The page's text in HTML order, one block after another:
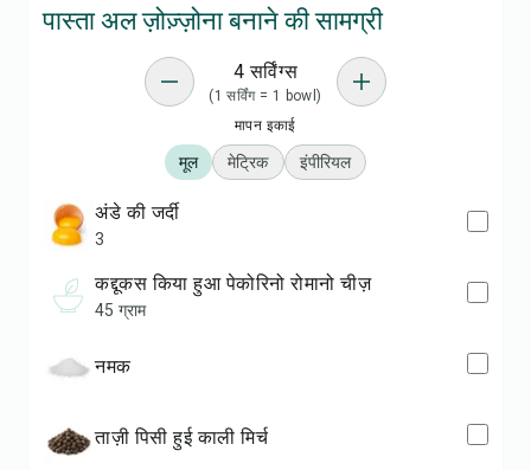
पास्ता अल ज़ोज़्ज़ोना बनाने की सामग्री
4 सर्विंग्स
(1 सर्विंग = 1 bowl)
मापन इकाई
मूल मेट्रिक इंपीरियल
अंडे की जर्दी
3
कद्दूकस किया हुआ पेकोरिनो रोमानो चीज़
45 ग्राम
नमक
ताज़ी पिसी हुई काली मिर्च